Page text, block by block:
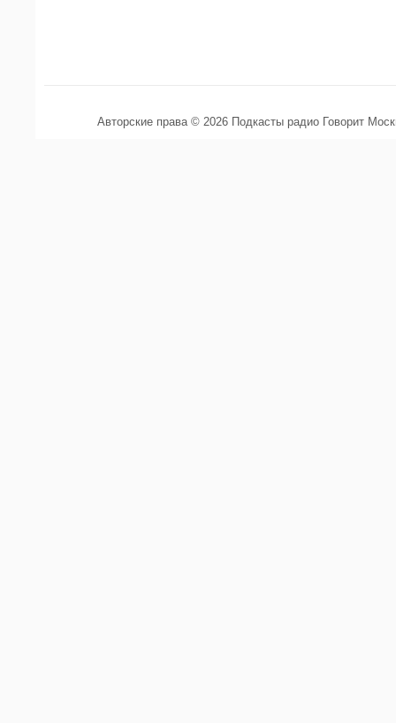
Авторские права © 2026 Подкасты радио Говорит